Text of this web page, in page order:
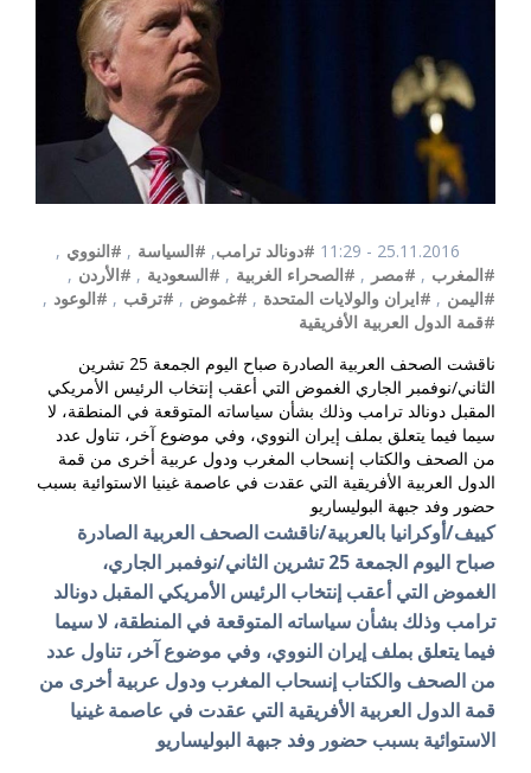
25.11.2016 - 11:29 #دونالد ترامب, #السياسة , #النووي ,
#المغرب , #مصر , #الصحراء الغربية , #السعودية , #الأردن ,
#اليمن , #ايران والولايات المتحدة , #غموض , #ترقب , #الوعود ,
#قمة الدول العربية الأفريقية
ناقشت الصحف العربية الصادرة صباح اليوم الجمعة 25 تشرين
الثاني/نوفمبر الجاري الغموض التي أعقب إنتخاب الرئيس الأمريكي
المقبل دونالد ترامب وذلك بشأن سياساته المتوقعة في المنطقة، لا
سيما فيما يتعلق بملف إيران النووي، وفي موضوع آخر، تناول عدد
من الصحف والكتاب إنسحاب المغرب ودول عربية أخرى من قمة
الدول العربية الأفريقية التي عقدت في عاصمة غينيا الاستوائية بسبب
حضور وفد جبهة البوليساريو
كييف/أوكرانيا بالعربية/ناقشت الصحف العربية الصادرة
صباح اليوم الجمعة 25 تشرين الثاني/نوفمبر الجاري،
الغموض التي أعقب إنتخاب الرئيس الأمريكي المقبل دونالد
ترامب وذلك بشأن سياساته المتوقعة في المنطقة، لا سيما
فيما يتعلق بملف إيران النووي، وفي موضوع آخر، تناول عدد
من الصحف والكتاب إنسحاب المغرب ودول عربية أخرى من
قمة الدول العربية الأفريقية التي عقدت في عاصمة غينيا
الاستوائية بسبب حضور وفد جبهة البوليساريو